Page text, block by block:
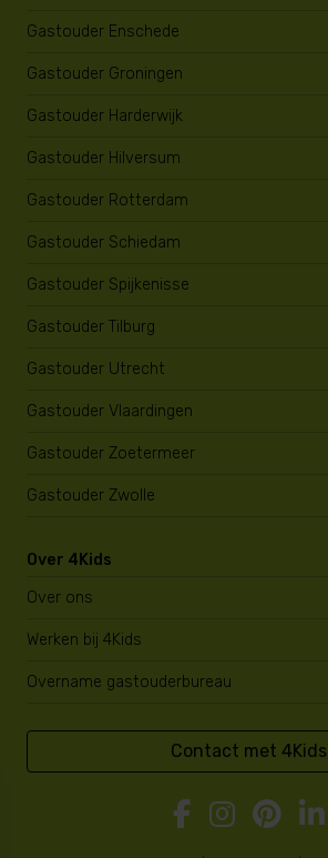
Gastouder Enschede
Gastouder Groningen
Gastouder Harderwijk
Gastouder Hilversum
Gastouder Rotterdam
Gastouder Schiedam
Gastouder Spijkenisse
Gastouder Tilburg
Gastouder Utrecht
Gastouder Vlaardingen
Gastouder Zoetermeer
Gastouder Zwolle
Over 4Kids
Over ons
Werken bij 4Kids
Overname gastouderbureau
Contact met 4Kids